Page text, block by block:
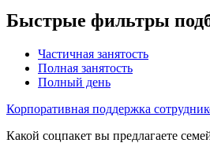
Быстрые фильтры
Частичная занятость
Полная занятость
Полный день
Корпоративная поддержка
Какой соцпакет вы предлагаете